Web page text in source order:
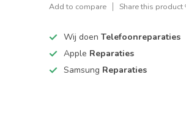
Add to compare Share this product
Wij doenTelefoonreparaties
Apple Reparaties
Samsung Reparaties